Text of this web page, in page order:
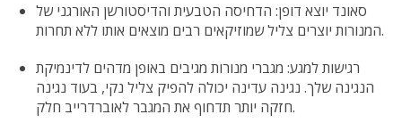
סאונד יוצא דופן: הדחיסה הטבעית והדיסטורשן האורגני של
המנורות יוצרים צליל שמוזיקאים רבים מוצאים אותו ללא תחרות.
רגישות למגע: מגברי מנורות מגיבים באופן מדהים לדינמיקת
הנגינה שלך. נגינה עדינה יכולה להפיק צליל נקי, בעוד נגינה
חזקה יותר תדחוף את המגבר לאוברדרייב חלק.